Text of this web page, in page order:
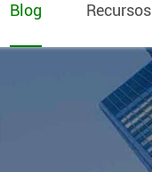
Blog Recursos